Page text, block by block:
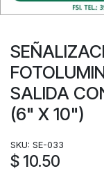
SALIDA
(6" X 10")
SKU: SE-033
$ 10.50